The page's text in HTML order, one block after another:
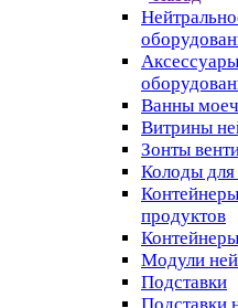
Ванны
Витрины
Зонты
Колоды
продуктов
Модули
Подставки